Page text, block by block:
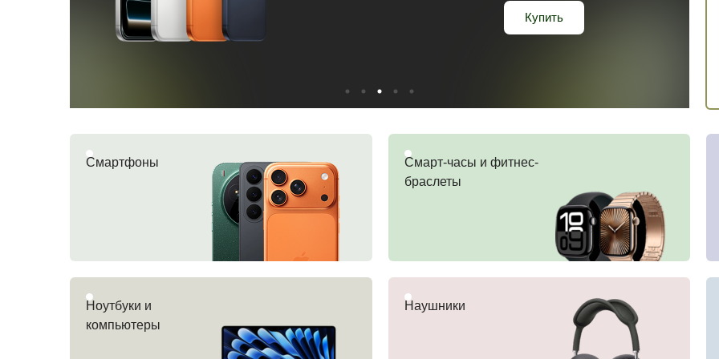
Купить
Купить
Смартфоны
Смарт-часы и фитнес-
браслеты
Ноутбуки и
компьютеры
Наушники